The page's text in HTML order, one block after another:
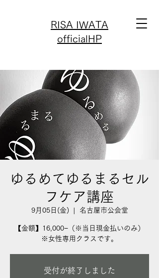
RISA IWATA
officialHP
ゆるめてゆるまるセル
フケア講座
9月05日(金)
  |
名古屋市公会堂
【金額】16,000−（※当日現金払いのみ）
※女性専用クラスです。
受付が終了しました